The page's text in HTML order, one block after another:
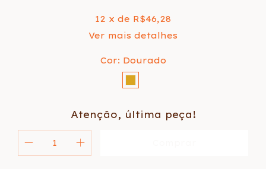
12 x de R$46,28
Ver mais detalhes
Cor: Dourado
Atenção, última peça!